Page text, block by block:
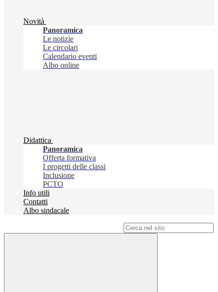
Novità
Panoramica
Le notizie
Le circolari
Calendario eventi
Albo online
Didattica
Panoramica
Offerta formativa
I progetti delle classi
Inclusione
PCTO
Info utili
Contatti
Albo sindacale